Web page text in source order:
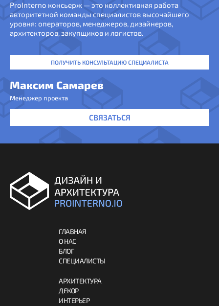
ProInterno консьерж — это коллективная работа
авторитетной команды специалистов высочайшего
уровня: операторов, менеджеров, дизайнеров,
архитекторов, закупщиков и логистов.
ПОЛУЧИТЬ КОНСУЛЬТАЦИЮ СПЕЦИАЛИСТА
Максим Самарев
Менеджер проекта
СВЯЗАТЬСЯ
ГЛАВНАЯ
О НАС
БЛОГ
СПЕЦИАЛИСТЫ
АРХИТЕКТУРА
ДЕКОР
ИНТЕРЬЕР